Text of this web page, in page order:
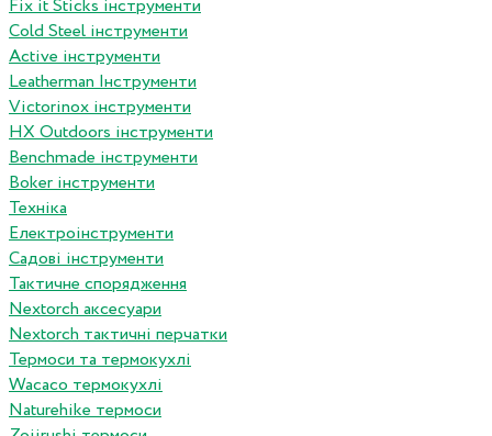
Fix it Sticks інструменти
Сold Steel інструменти
Active інструменти
Leatherman Інструменти
Victorinox інструменти
HX Outdoors інструменти
Benchmade інструменти
Boker інструменти
Техніка
Електроінструменти
Садові інструменти
Тактичне спорядження
Nextorch аксесуари
Nextorch тактичні перчатки
Термоси та термокухлі
Wacaco термокухлі
Naturehike термоси